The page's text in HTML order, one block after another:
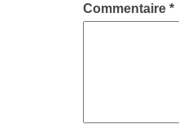
Commentaire *